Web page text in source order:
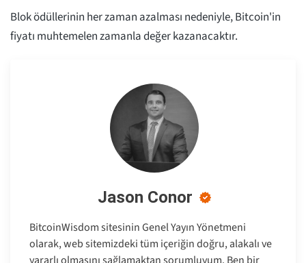
Blok ödüllerinin her zaman azalması nedeniyle, Bitcoin'in
fiyatı muhtemelen zamanla değer kazanacaktır.
Jason Conor
BitcoinWisdom sitesinin Genel Yayın Yönetmeni
olarak, web sitemizdeki tüm içeriğin doğru, alakalı ve
yararlı olmasını sağlamaktan sorumluyum. Ben bir